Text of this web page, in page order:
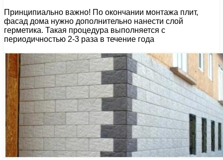
Принципиально важно! По окончании монтажа плит,
фасад дома нужно дополнительно нанести слой
герметика. Такая процедура выполняется с
периодичностью 2-3 раза в течение года